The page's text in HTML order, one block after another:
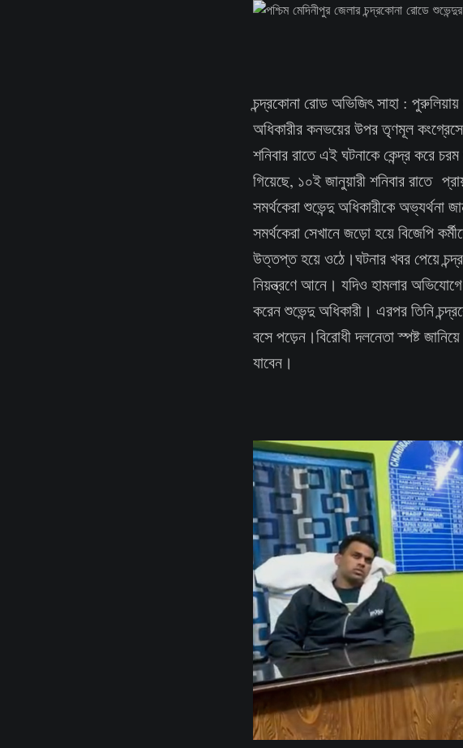
চন্দ্রকোনা রোড অভিজিৎ সাহা : পুরুলিয়ায়
অধিকারীর কনভয়ের উপর তৃণমূল
শনিবার রাতে এই ঘটনাকে কেন্দ্র করে
গিয়েছে, ১০ই জানুয়ারী শনিবার রাতে
সমর্থকেরা শুভেন্দু অধিকারীকে
সমর্থকেরা সেখানে জড়ো হয়ে বিজেপি
উত্তপ্ত হয়ে ওঠে।ঘটনার খবর পেয়ে
নিয়ন্ত্রণে আনে। যদিও হামলার
করেন শুভেন্দু অধিকারী। এরপর তিনি
বসে পড়েন।বিরোধী দলনেতা স্পষ্ট
যাবেন।